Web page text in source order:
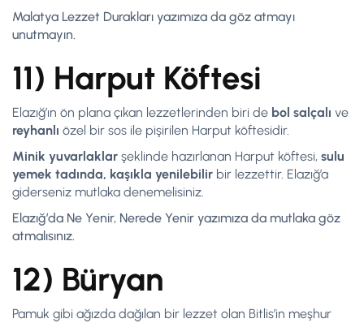
Malatya Lezzet Durakları yazımıza da göz atmayı
unutmayın.
11) Harput Köftesi
Elazığ’ın ön plana çıkan lezzetlerinden biri de bol salçalı ve
reyhanlı özel bir sos ile pişirilen Harput köftesidir.
Minik yuvarlaklar şeklinde hazırlanan Harput köftesi, sulu
yemek tadında, kaşıkla yenilebilir bir lezzettir. Elazığ’a
giderseniz mutlaka denemelisiniz.
Elazığ’da Ne Yenir, Nerede Yenir yazımıza da mutlaka göz
atmalısınız.
12) Büryan
Pamuk gibi ağızda dağılan bir lezzet olan Bitlis’in meşhur